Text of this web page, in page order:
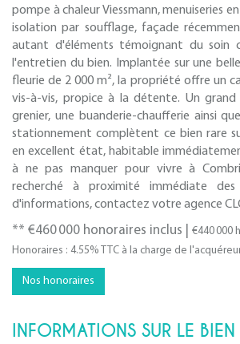
pompe à chaleur Viessmann, menuiseries
isolation par soufflage, façade
autant d'éléments témoignant du soin
l'entretien du bien. Implantée sur une
fleurie de 2 000 m², la propriété offre un
vis-à-vis, propice à la détente. Un
grenier, une buanderie-chaufferie ainsi
stationnement complètent ce bien rare
en excellent état, habitable
à ne pas manquer pour vivre à
recherché à proximité immédiate
d'informations, contactez votre agence
** €460 000 honoraires inclus €440 000
Honoraires : 4.55% TTC à la charge de
Nos honoraires
INFORMATIONS SUR LE BIEN